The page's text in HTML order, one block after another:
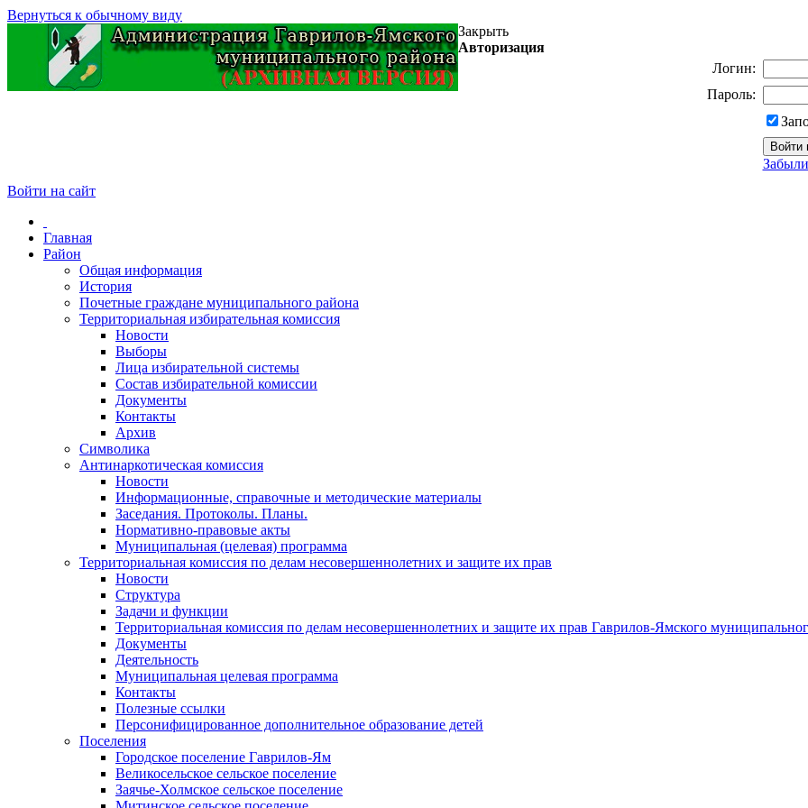
Вернуться к обычному виду
Закрыть
Авторизация
Логин:
Пароль:
Войти на сайт
Главная
Район
Общая информация
История
Почетные граждане муниципального района
Территориальная избирательная комиссия
Новости
Выборы
Лица избирательной системы
Состав избирательной комиссии
Документы
Контакты
Архив
Символика
Антинаркотическая комиссия
Новости
Информационные, справочные и методические материалы
Заседания. Протоколы. Планы.
Нормативно-правовые акты
Муниципальная (целевая) программа
Территориальная комиссия по делам несовершеннолетних и защите их прав
Новости
Структура
Задачи и функции
Территориальная комиссия по делам несовершеннолетних и защите их прав Гаврилов-Ямского
Документы
Деятельность
Муниципальная целевая программа
Контакты
Полезные ссылки
Персонифицированное дополнительное образование детей
Поселения
Городское поселение Гаврилов-Ям
Великосельское сельское поселение
Заячье-Холмское сельское поселение